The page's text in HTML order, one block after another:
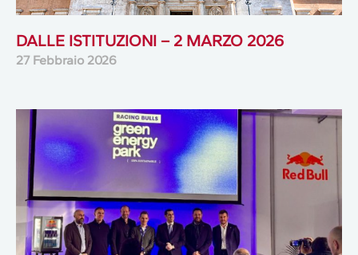
DALLE ISTITUZIONI – 2 MARZO 2026
27 Febbraio 2026